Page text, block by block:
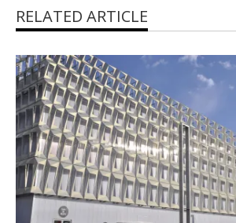
RELATED ARTICLE